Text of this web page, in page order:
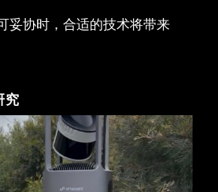
妥协时，合适的技术将带来
究